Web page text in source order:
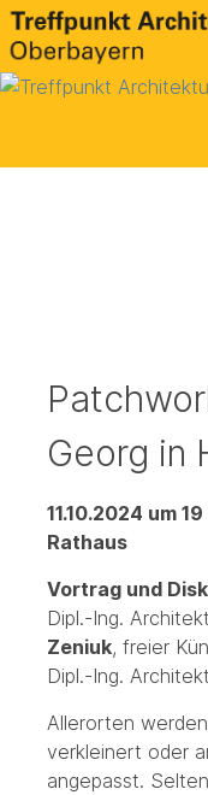
Skip
to
content
Georg in
11.10.2024 um
Rathaus
Vortrag und
Dipl.-Ing.
Zeniuk, freier
Dipl.-Ing.
Allerorten
verkleinert oder
angepasst.